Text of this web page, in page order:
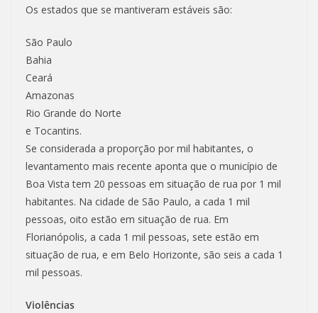
Os estados que se mantiveram estáveis são:
São Paulo
Bahia
Ceará
Amazonas
Rio Grande do Norte
e Tocantins.
Se considerada a proporção por mil habitantes, o
levantamento mais recente aponta que o município de
Boa Vista tem 20 pessoas em situação de rua por 1 mil
habitantes. Na cidade de São Paulo, a cada 1 mil
pessoas, oito estão em situação de rua. Em
Florianópolis, a cada 1 mil pessoas, sete estão em
situação de rua, e em Belo Horizonte, são seis a cada 1
mil pessoas.
Violências